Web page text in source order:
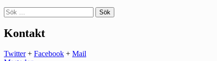
Sök
efter:
Kontakt
Twitter+ Facebook + Mail